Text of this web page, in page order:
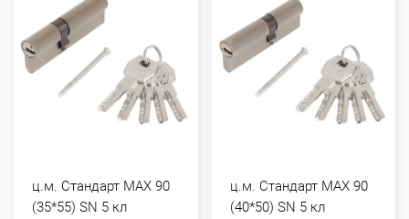
ц.м. Стандарт МАХ 90
(35*55) SN 5 кл
ц.м. Стандарт МАХ 90
(40*50) SN 5 кл